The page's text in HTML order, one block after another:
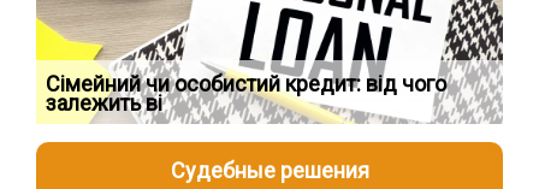
Сімейний чи особистий кредит: від чого
залежить ві
Судебные решения